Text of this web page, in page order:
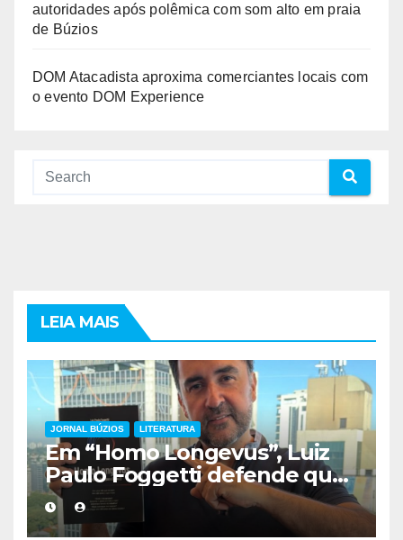
autoridades após polêmica com som alto em praia
de Búzios
DOM Atacadista aproxima comerciantes locais com
o evento DOM Experience
LEIA MAIS
JORNAL BÚZIOS LITERATURA
Em “Homo Longevus”, Luiz
Paulo Foggetti defende que
viver mais exigirá uma nova
forma de encarar a vida